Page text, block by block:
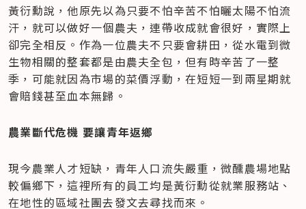
黃衍勳說，他原先以為只要不怕辛苦不怕曬太陽不怕流
汗，就可以做好一個農夫，連帶收成就會很好，實際上
卻完全相反。作為一位農夫不只要會耕田，從水電到微
生物相關的整套都是由農夫全包，但有時辛苦了一整
季，可能就因為市場的菜價浮動，在短短一到兩星期就
會賠錢甚至血本無歸。
農業斷代危機 要讓青年返鄉
現今農業人才短缺，青年人口流失嚴重，微醺農場地點
較偏鄉下，這裡所有的員工均是黃衍勳從就業服務站、
在地性的區域社團去發文去尋找而來。